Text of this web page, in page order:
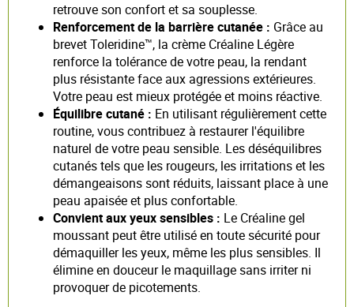
retrouve son confort et sa souplesse.
Renforcement de la barrière cutanée : Grâce au
brevet Toleridine™, la crème Créaline Légère
renforce la tolérance de votre peau, la rendant
plus résistante face aux agressions extérieures.
Votre peau est mieux protégée et moins réactive.
Équilibre cutané : En utilisant régulièrement cette
routine, vous contribuez à restaurer l'équilibre
naturel de votre peau sensible. Les déséquilibres
cutanés tels que les rougeurs, les irritations et les
démangeaisons sont réduits, laissant place à une
peau apaisée et plus confortable.
Convient aux yeux sensibles : Le Créaline gel
moussant peut être utilisé en toute sécurité pour
démaquiller les yeux, même les plus sensibles. Il
élimine en douceur le maquillage sans irriter ni
provoquer de picotements.